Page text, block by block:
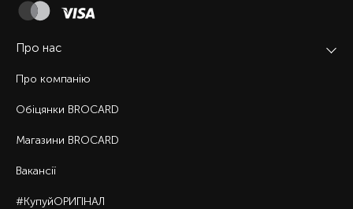
Про нас
Про компанію
Обіцянки BROCARD
Магазини BROCARD
Вакансії
#КупуйОРИГІНАЛ